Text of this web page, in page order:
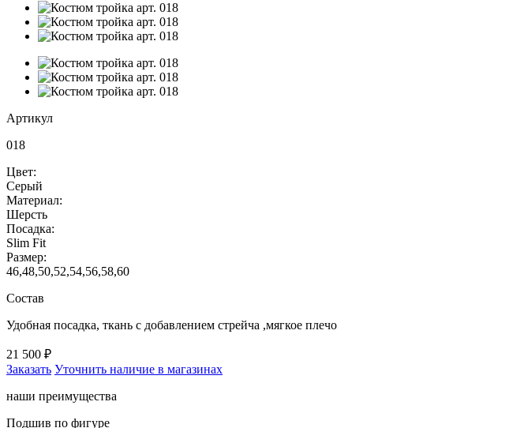
Артикул
018
Цвет:
Серый
Материал:
Шерсть
Посадка:
Slim Fit
Размер:
46,48,50,52,54,56,58,60
Состав
Удобная посадка, ткань с добавлением стрейча ,мягкое плечо
21 500 ₽
Заказать Уточнить наличие в магазинах
наши преимущества
Подшив по фигуре